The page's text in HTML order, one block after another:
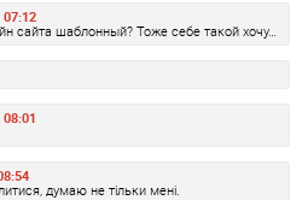
07:12
сайта шаблонный? Тоже себе такой хочу…
думаю не тільки мені.